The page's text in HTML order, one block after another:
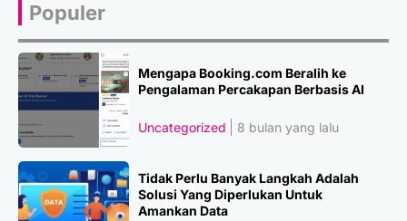
Populer
Mengapa Booking.com Beralih ke
Pengalaman Percakapan Berbasis AI
Uncategorized 8 bulan yang lalu
Tidak Perlu Banyak Langkah Adalah
Solusi Yang Diperlukan Untuk
Amankan Data